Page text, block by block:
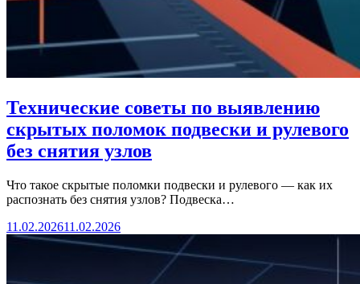
Технические советы по выявлению
скрытых поломок подвески и рулевого
без снятия узлов
Что такое скрытые поломки подвески и рулевого — как их
распознать без снятия узлов? Подвеска…
11.02.202611.02.2026